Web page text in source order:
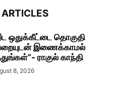
ஒதுக்கீட்டை தொகுதி
இணைக்காமல்
ராகுல் காந்தி
8, 2026